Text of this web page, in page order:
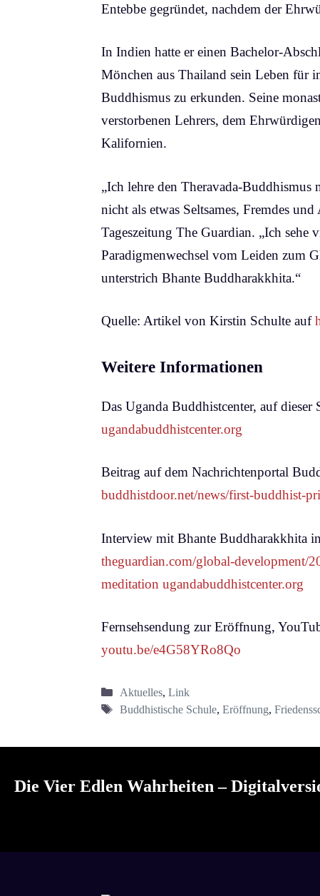
Entebbe gegründet, nachdem der
In Indien hatte er einen Bachelor-
Mönchen aus Thailand sein Leben für
Buddhismus zu erkunden. Seine
verstorbenen Lehrers, dem
Kalifornien.
„Ich lehre den Theravada-Buddhismus
nicht als etwas Seltsames, Fremdes
Tageszeitung The Guardian. „Ich sehe
Paradigmenwechsel vom Leiden zum
unterstrich Bhante Buddharakkhita.“
Quelle: Artikel von Kirstin Schulte auf
Weitere Informationen
Das Uganda Buddhistcenter, auf dieser
ugandabuddhistcenter.org
Beitrag auf dem Nachrichtenportal
buddhistdoor.net/news/first-buddhist-
Interview mit Bhante Buddharakkhita
theguardian.com/global-development/
meditation ugandabuddhistcenter.org
Fernsehsendung zur Eröffnung,
youtu.be/e4G58YRo8Qo
Kategorien
Aktuelles, Link
Schlagwörter
Buddhistische Schule, Eröffnung,
Die Vier Edlen Wahrheiten –